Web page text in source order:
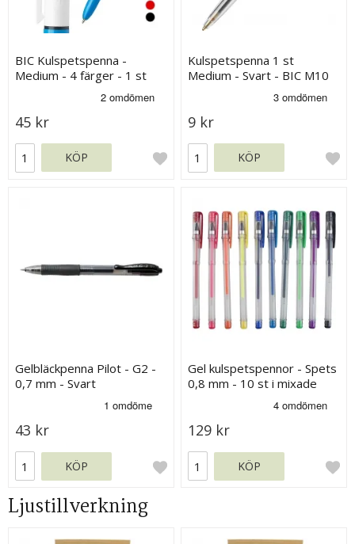
BIC Kulspetspenna -
Medium - 4 färger - 1 st
45 kr
KÖP
Kulspetspenna 1 st
Medium - Svart - BIC M10
9 kr
KÖP
Gelbläckpenna Pilot - G2 -
0,7 mm - Svart
43 kr
KÖP
Gel kulspetspennor - Spets
0,8 mm - 10 st i mixade
129 kr
KÖP
Ljustillverkning